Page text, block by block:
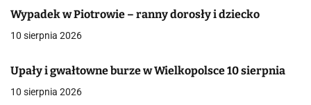
a
c
j
a
Wypadek w Piotrowie – ranny dorosły i dziecko
10 sierpnia 2026
Upały i gwałtowne burze w Wielkopolsce 10 sierpnia
10 sierpnia 2026